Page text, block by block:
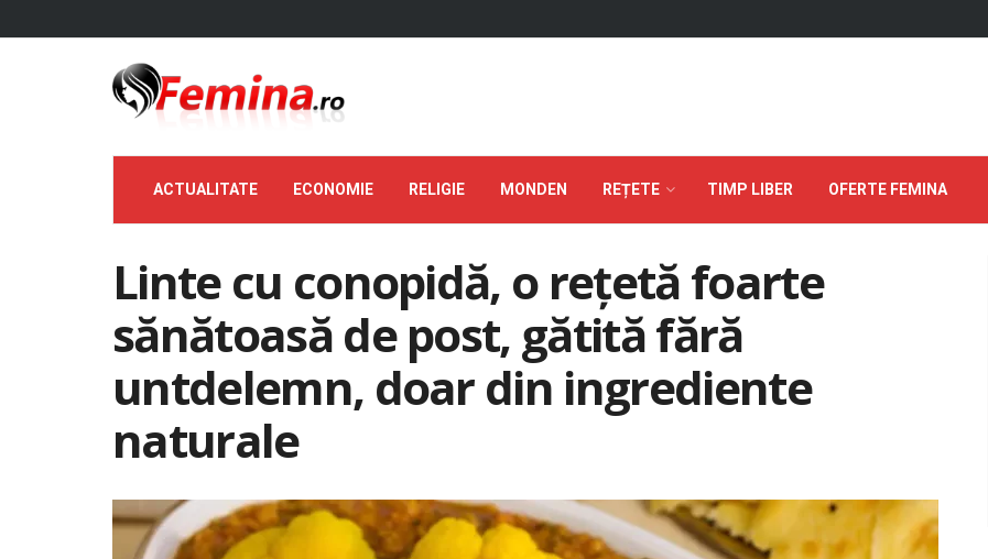
ACTUALITATE ECONOMIE RELIGIE MONDEN REȚETE TIMP LIBER OFERTE FEMINA
Linte cu conopidă, o rețetă foarte
sănătoasă de post, gătită fără
untdelemn, doar din ingrediente
naturale